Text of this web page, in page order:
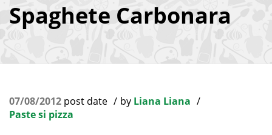
Spaghete Carbonara
07/08/2012 post date by Liana Liana
Paste si pizza